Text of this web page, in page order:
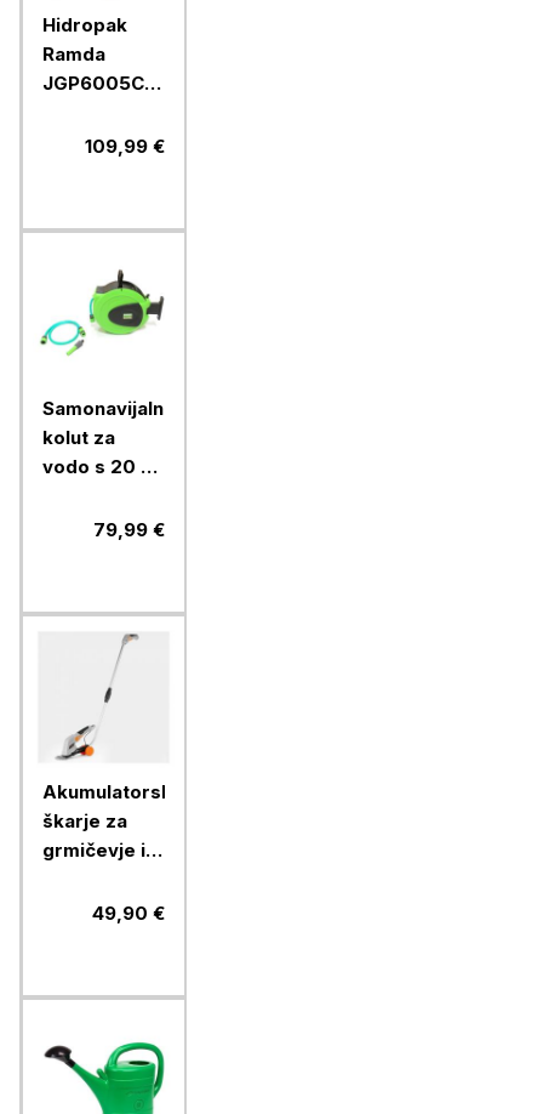
Hidropak
Ramda
JGP6005C,
109,99 €
Samonavijalni
kolut za
vodo s 20 m
priključki79,99 €
Akumulatorske
škarje za
grmičevje in
VonHaus, 7.2
49,90 €